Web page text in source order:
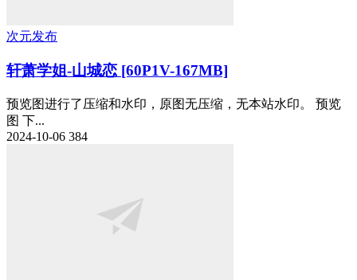
次元发布
轩萧学姐-山城恋 [60P1V-167MB]
预览图进行了压缩和水印，原图无压缩，无本站水印。 预览
图 下...
2024-10-06 384